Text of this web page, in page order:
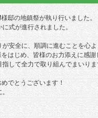
邸の地鎮祭が執り行いました。
式が進行されました。
安全に、順調に進むことを心よ
はじめ、皆様のお力添えに感謝
して全力で取り組んでまいり
でとうございます！
。